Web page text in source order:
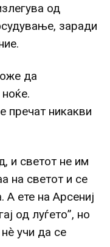
од
заради
да
пречат никакви
и светот не им
на светот и се
ете на Арсениј
од луѓето”, но
учи да се